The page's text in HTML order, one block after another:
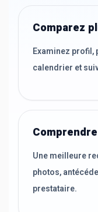
Comparez
Examinez
calendrier et
Une meilleure
photos,
prestataire.